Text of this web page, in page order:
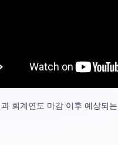
회계연도 마감 이후 예상되